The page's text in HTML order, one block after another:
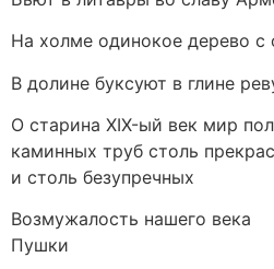
На холме одинокое дерево
В долине буксуют в глине
О старина XIX-ый век мир
каминных труб столь
и столь безупречных
Возмужалость нашего века
Пушки